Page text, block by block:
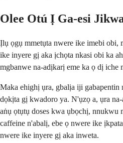
Olee Otú Ị Ga-esi
Ịlụ ọgụ mmetụta nwere ike imebi obi,
ike inyere gị aka ịchọta nkasi obi ka
mgbanwe na-adịkarị eme ka ọ dị iche
Maka ehighị ụra, gbalịa iji gabapentin
dọkịta gị kwadoro ya. N'ụzọ a, ụra
aṅụ ọtụtụ doses kwa ụbọchị, nnukwu
caffeine n'abalị, ebe ọ nwere ike
nwere ike inyere gị aka inweta.